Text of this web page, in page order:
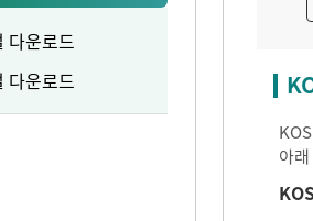
다운로드
다운로드
아